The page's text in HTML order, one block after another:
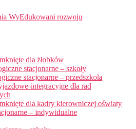
dla żłobków
stacjonarne – szkoły
stacjonarne – przedszkola
integracyjne dla rad
dla kadry kierowniczej oświaty
– indywidualne